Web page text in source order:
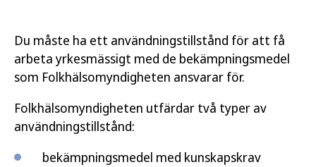
Du måste ha ett användningstillstånd för att få
arbeta yrkesmässigt med de bekämpningsmedel
som Folkhälsomyndigheten ansvarar för.
Folkhälsomyndigheten utfärdar två typer av
användningstillstånd:
bekämpningsmedel med kunskapskrav